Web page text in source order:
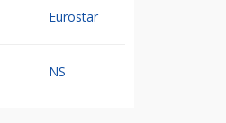
Eurostar
NS